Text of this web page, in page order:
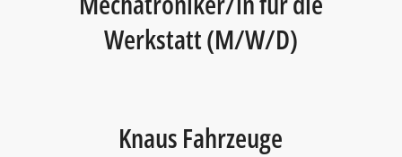
Werkstatt (M/W/D)
Knaus Fahrzeuge